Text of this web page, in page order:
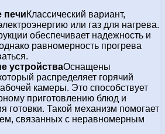
печиКлассический вариант,
или газ для нагрева.
обеспечивает надежность и
равномерность прогрева
устройстваОснащены
распределяет горячий
камеры. Это способствует
приготовлению блюд и
готовки. Такой механизм помогает
связанных с неравномерным